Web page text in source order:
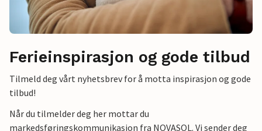
Ferieinspirasjon og gode tilbud
Tilmeld deg vårt nyhetsbrev for å motta inspirasjon og gode
tilbud!
Når du tilmelder deg her mottar du
markedsføringskommunikasjon fra NOVASOL. Vi sender deg